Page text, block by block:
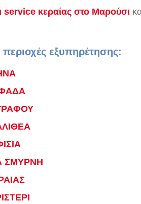
service κεραίας στο Μαρούσι
περιοχές εξυπηρέτησης:
ΣΜΥΡΝΗ